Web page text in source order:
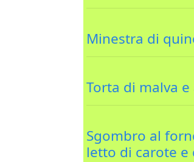
Minestra di
Torta di malva
Sgombro al
letto di carote e